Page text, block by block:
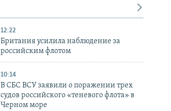
12:22
Британия усилила наблюдение за
российским флотом
10:14
В СБС ВСУ заявили о поражении трех
судов российского «теневого флота» в
Черном море